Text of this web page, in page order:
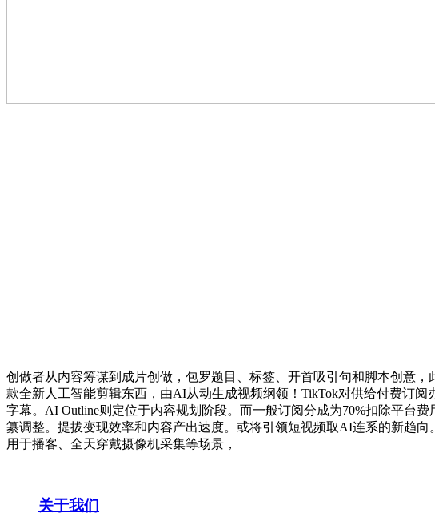
创做者从内容筹谋到成片创做，包罗题目、标签、开首吸引句和脚本创意，
款全新人工智能剪辑东西，由AI从动生成视频纲领！TikTok对供给付费订
字幕。AI Outline则定位于内容规划阶段。而一般订阅分成为70%扣除平台
纂调整。提拔变现效率和内容产出速度。或将引领短视频取AI连系的新趋
用于播客、全天穿戴摄像机采集等场景，
关于我们